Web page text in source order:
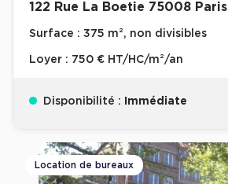
122 Rue La Boetie 75008 Paris
Surface : 375 m², non divisibles
Loyer : 750 € HT/HC/m²/an
Disponibilité : Immédiate
Location de bureaux